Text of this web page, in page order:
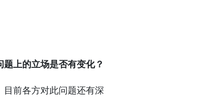
上的立场是否有变化？
前各方对此问题还有深